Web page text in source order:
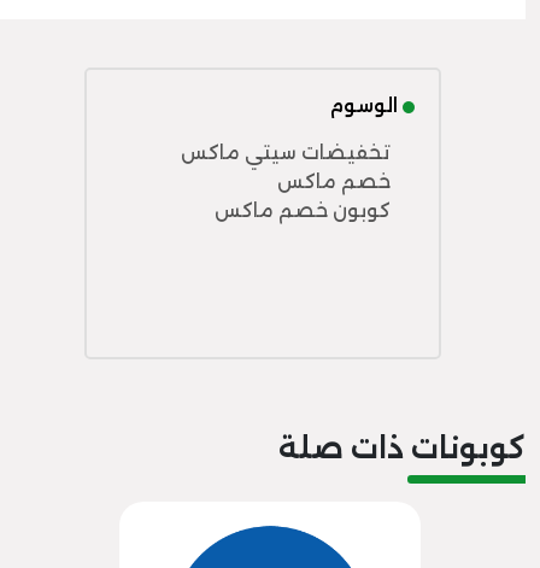
الوسوم
تخفيضات سيتي ماكس
خصم ماكس
كوبون خصم ماكس
كوبونات ذات صلة